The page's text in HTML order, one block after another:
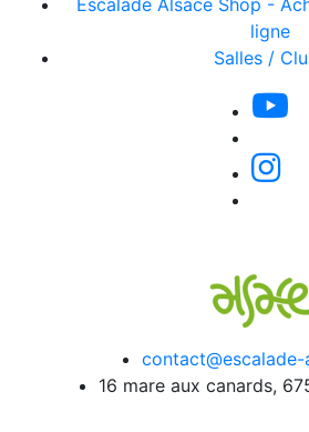
Escalade Alsace Shop -
ligne
Salles /
contact@escalade-
16 mare aux canards,